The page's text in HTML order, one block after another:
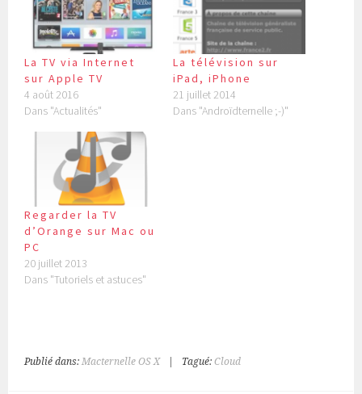
La TV via Internet
sur Apple TV
4 août 2016
Dans "Actualités"
La télévision sur
iPad, iPhone
21 juillet 2014
Dans "Androïdternelle ;-)"
Regarder la TV
d’Orange sur Mac ou
PC
20 juillet 2013
Dans "Tutoriels et astuces"
Publié dans:Macternelle OS X Tagué:Cloud